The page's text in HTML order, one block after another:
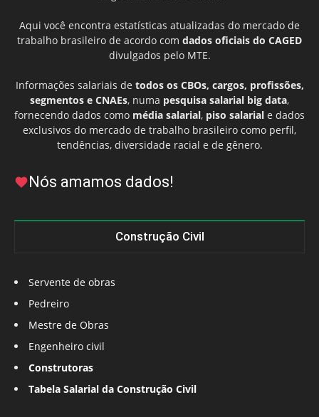
Aqui você encontra estatísticas atualizadas do mercado de
trabalho brasileiro de acordo com dados oficiais do CAGED
divulgados pelo MTE.
Informações salariais de todos os CBOs, cargos, profissões,
segmentos e CNAEs, numa pesquisa salarial big data,
fornecendo dados como média salarial, piso salarial e dados
exclusivos do mercado de trabalho brasileiro como perfil,
tendências, diversidade racial e de gênero.
Nós amamos dados!
Construção Civil
Servente de obras
Pedreiro
Mestre de Obras
Engenheiro civil
Construtoras
Tabela Salarial da Construção Civil